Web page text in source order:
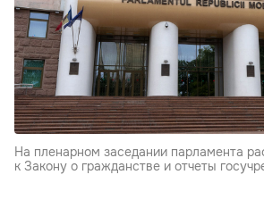
На пленарном заседании парламента
к Закону о гражданстве и отчеты